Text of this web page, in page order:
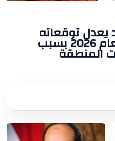
يعدل توقعاته
الاقتصادية لعام 2026 بسببالمنطقة